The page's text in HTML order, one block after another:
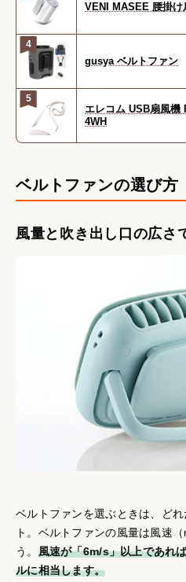
VENI MASEE 腰掛け
4
gusya ベルトファン
5
エレコム USB扇風機
4WH
ベルトファンの選び方
風量と吹き出し口の広さ
ベルトファンを選ぶときは、ど
ト。ベルトファンの風量は風速
う。 風速が「6m/s」以上であれ
ルに相当します。